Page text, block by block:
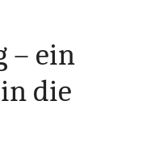
– ein
die